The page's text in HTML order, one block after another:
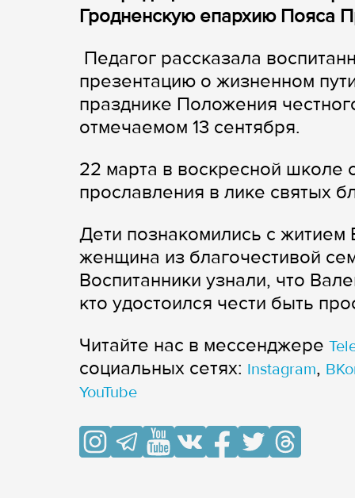
Гродненскую епархию Пояса
Педагог рассказала
презентацию о жизненном
празднике Положения
отмечаемом 13 сентября.
22 марта в воскресной школе
прославления в лике святых
Дети познакомились с житием
женщина из благочестивой
Воспитанники узнали, что
кто удостоился чести быть
Читайте нас в мессенджере
cоциальных сетях: Instagram,
YouTube